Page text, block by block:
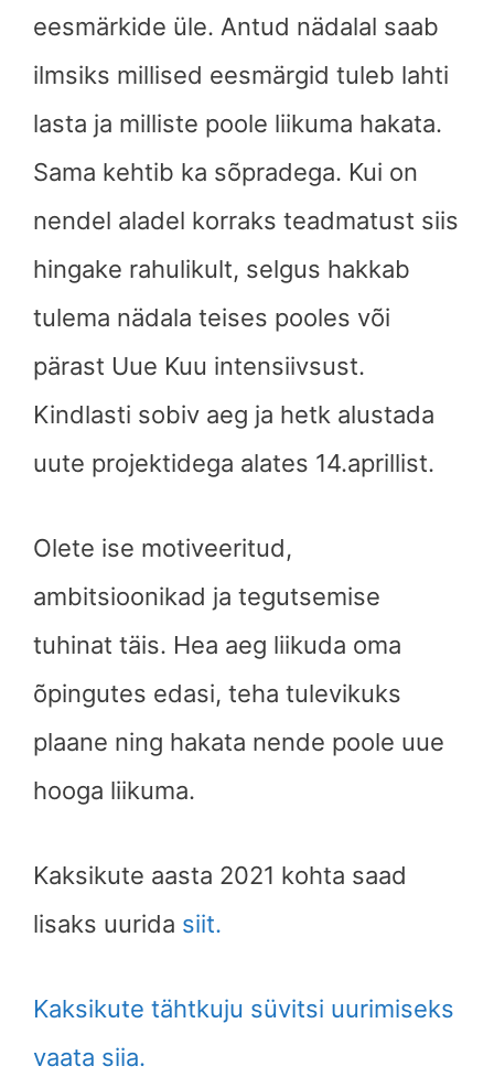
eesmärkide üle. Antud nädalal saab
ilmsiks millised eesmärgid tuleb lahti
lasta ja milliste poole liikuma hakata.
Sama kehtib ka sõpradega. Kui on
nendel aladel korraks teadmatust siis
hingake rahulikult, selgus hakkab
tulema nädala teises pooles või
pärast Uue Kuu intensiivsust.
Kindlasti sobiv aeg ja hetk alustada
uute projektidega alates 14.aprillist.
Olete ise motiveeritud,
ambitsioonikad ja tegutsemise
tuhinat täis. Hea aeg liikuda oma
õpingutes edasi, teha tulevikuks
plaane ning hakata nende poole uue
hooga liikuma.
Kaksikute aasta 2021 kohta saad
lisaks uurida siit.
Kaksikute tähtkuju süvitsi uurimiseks
vaata siia.